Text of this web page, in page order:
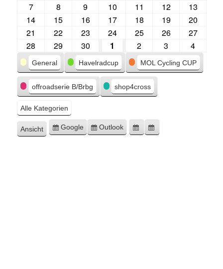
7
8 9 10 11 12
13
14
15 16 17 18 19
20
21
22 23 24 25 26
27
28
29 30 1 2 3 4
Kategorien
General Havelradcup MOL Cycling CUP
offroadserie B/Brbg shop4cross
Alle Kategorien
Ansicht ausdrucken
Eintragen
Google
Eintragen
Outlook
Google-